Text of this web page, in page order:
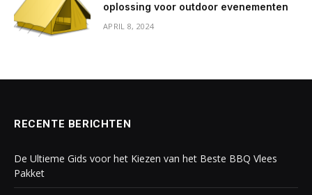
oplossing voor outdoor evenementen
APRIL 8, 2024
RECENTE BERICHTEN
De Ultieme Gids voor het Kiezen van het Beste BBQ Vlees
Pakket